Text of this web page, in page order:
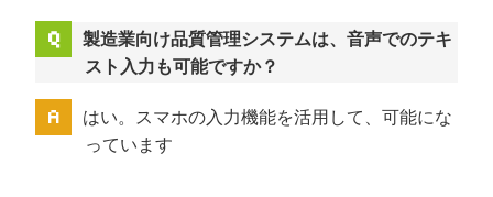
製造業向け品質管理システムは、音声でのテキ
スト入力も可能ですか？
はい。スマホの入力機能を活用して、可能にな
っています